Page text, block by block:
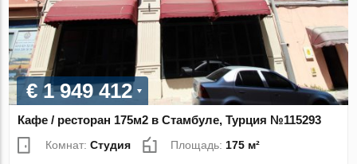
€ 1 949 412
Кафе / ресторан 175м2 в Стамбуле, Турция №115293
Комнат:Студия Площадь: 175 м²